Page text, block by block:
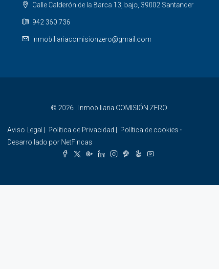
Calle Calderón de la Barca 13, bajo, 39002 Santander
942 360 736
inmobiliariacomisionzero@gmail.com
© 2026 | Inmobiliaria COMISIÓN ZERO.
Aviso Legal | Política de Privacidad | Política de cookies ⋅
Desarrollado por NetFincas